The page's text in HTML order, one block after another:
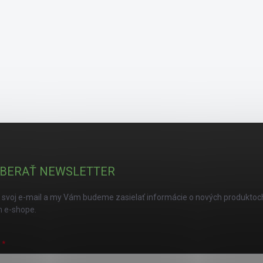
NEWSLETTER
svoj e-mail a my Vám budeme zasielať informácie o nových
e-shope.